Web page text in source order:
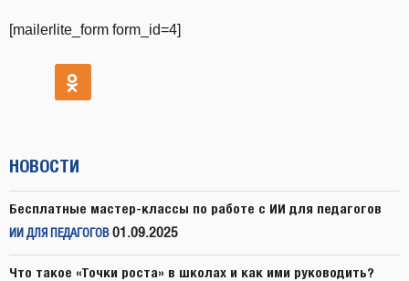
[mailerlite_form form_id=4]
НОВОСТИ
Бесплатные мастер-классы по работе с ИИ для педагогов
ИИ ДЛЯ ПЕДАГОГОВ 01.09.2025
Что такое «Точки роста» в школах и как ими руководить?